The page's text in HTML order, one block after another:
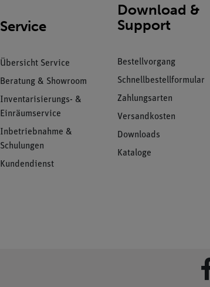
Service
Übersicht Service
Beratung & Showroom
Inventarisierungs- &
Einräumservice
Inbetriebnahme &
Schulungen
Kundendienst
Download &
Support
Bestellvorgang
Schnellbestellformular
Zahlungsarten
Versandkosten
Downloads
Kataloge